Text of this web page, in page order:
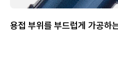
용접 부위를 부드럽게 가공하